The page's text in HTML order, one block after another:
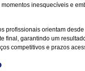
inesquecíveis e
profissionais orientam
final, garantindo um
competitivos e prazos